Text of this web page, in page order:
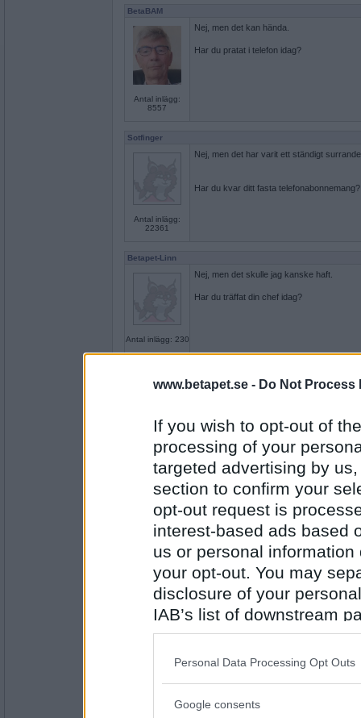
www.betapet.se - Do Not Process
If you wish to opt-out of
processing of your
targeted advertising by
section to confirm your
opt-out request is
interest-based ads based
us or personal
your opt-out. You may
disclosure of your
IAB’s list of downstream
also be disclosed by us
Downstream Participants
Please note that this
Personal Data Processing Opt Outs
Google consents
BetaBAM
Antal inlägg:
8557
Nej, men det kan hända.
Har du pratat i telefon idag?
Sotfinger
Antal inlägg:
22361
Nej, men det har varit ett ständigt
Har du kvar ditt fasta telefonabonnemang?
Betapet-Linn
Antal inlägg: 230
Nej, men det skulle jag kanske haft.
Har du träffat din chef idag?
Antal inlägg:
6529
Nej, men det händer ytterst sällan.
Firade du något 6:e juni?
Sotfinger
Antal inlägg:
22361
Nej, men jag njöt av det vackra vädret.
vitvinge
Antal inlägg: 193